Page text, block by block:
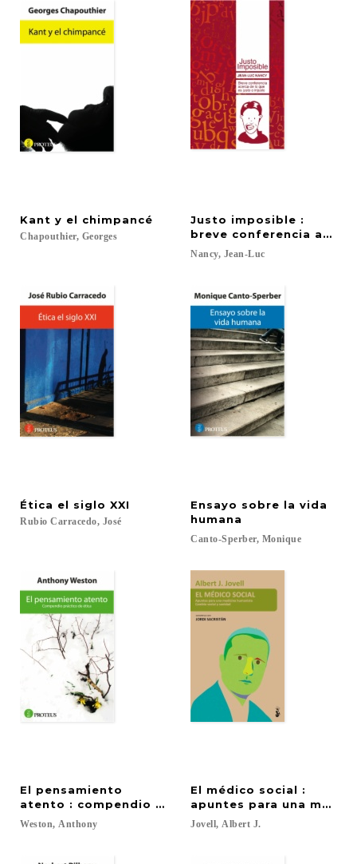
Kant y el chimpancé
Chapouthier, Georges
Justo imposible :
breve conferencia
Nancy, Jean-Luc
Ética el siglo XXI
Rubio Carracedo, José
Ensayo sobre la vida
humana
Canto-Sperber, Monique
El pensamiento
atento : compendio práctico de ética
Weston, Anthony
El médico social :
apuntes para una
Jovell, Albert J.